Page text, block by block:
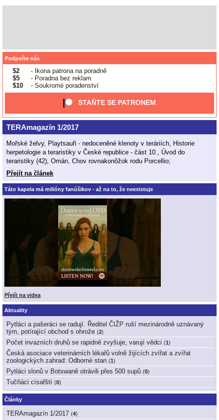
Podpořte nás
$2
- Ikona patrona na poradně
$5
- Poradna bez reklam
$10
- Soukromé poradenství
STAŇTE SE PATRONEM
TERAmagazín 1/2017
Mořské želvy, Playtsauři - nedoceněné klenoty v teráriích, Historie
herpetologie a teraristiky v České republice - část 10., Úvod do
teraristiky (42), Omán, Chov rovnakonôžok rodu Porcellio;
Přejít na článek
Táto kapela má milióny fanúšikov - až na to, že neexistuje
Přejít na videa
Aktuality
Pytláci a pašeráci se radují. Ředitel ČIŽP ruší mezinárodně uznávaný
tým, potírající obchod s ohrože (2)
Počet invazních druhů se rapidně zvyšuje, varují vědci (1)
Česká asociace veterinárních lékařů volně žijících zvířat a zvířat
zoologických zahrad: Odborné stan (1)
Pytláci slonů v Botswaně otrávili přes 500 supů (0)
Tučňáci císařští (0)
Články
TERAmagazín 1/2017 (4)